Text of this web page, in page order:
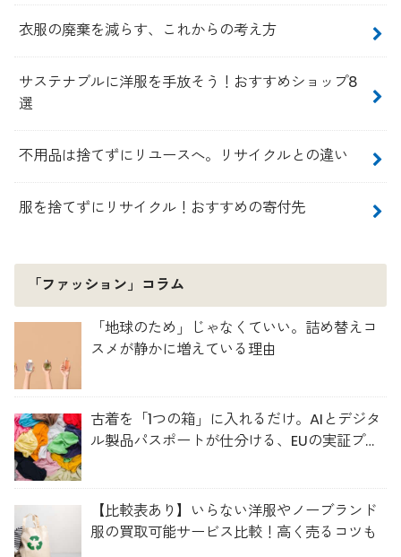
衣服の廃棄を減らす、これからの考え方
サステナブルに洋服を手放そう！おすすめショップ8
選
不用品は捨てずにリユースへ。リサイクルとの違い
服を捨てずにリサイクル！おすすめの寄付先
「ファッション」コラム
「地球のため」じゃなくていい。詰め替えコ
スメが静かに増えている理由
古着を「1つの箱」に入れるだけ。AIとデジタ
ル製品パスポートが仕分ける、EUの実証プロ
【比較表あり】いらない洋服やノーブランド
服の買取可能サービス比較！高く売るコツも